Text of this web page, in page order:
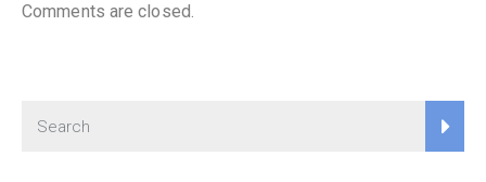
Comments are closed.